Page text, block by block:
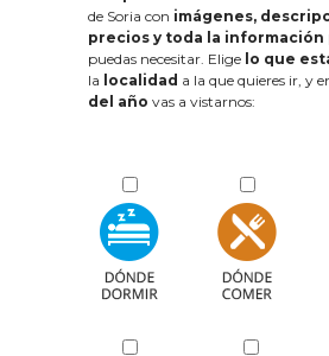
de Soria con imágenes,
precios y toda la información
puedas necesitar. Elige lo que
la localidad a la que quieres ir, y
del año vas a vistarnos: